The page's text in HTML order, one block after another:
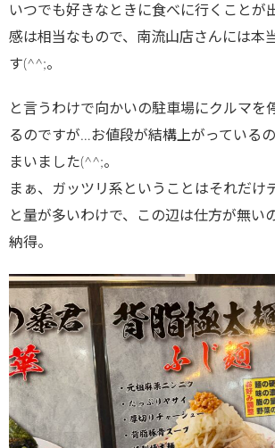
いつでも好きなときに食べに行くことが
感は相当なもので、南流山店さんには本
す(^^;。
と言うわけで向かいの駐車場にクルマを
るのですが…お値段が結構上がっている
まいました(^^;。
まぁ、ガッツリ系ということはそれだけ
と量が多いわけで、この辺は仕方が無い
納得。